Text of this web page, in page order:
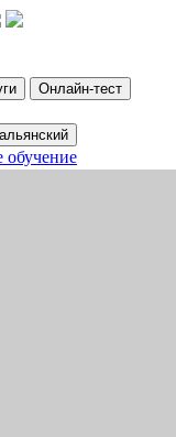
Онлайн-тест
обучение